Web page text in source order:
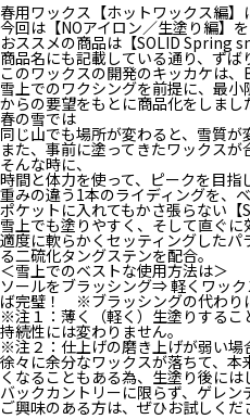
春用ワックス【ホットワックス編】
今回は【NOアイロン／生塗り編】を
おススメの商品は【SOLID Spring
商品名にも記載している通り、ずば
このワックスの開発のキッカケは
雪上でのワクシングを前提に、最
からの要望をもとに商品化をしまし
春の雪では
同じ山でも場所が変わると、雪質
また、事前に塗ってきたワックス
そんな時に、
時間と体力を使って、ピークを目指
重みの違う1本のライディングを、
ポケットに入れてもかさ張らない
雪上でも塗りやすく、そして直ぐ
適度に軟らかくセッティングした
る二硫化タングステンを配合。
＜雪上でのベストな使用方法は＞
ソールをブラッシング⇒ 軽くワッ
ば完璧！ ※ブラッシングの代わり
※注１：薄く（軽く）生塗りする
持続性には変わりません。
※注２：仕上げの磨き上げが弱い場
徐々に余分なワックスが落ちて、
くなることもある為、生塗り後に
バックカントリーに限らず、ゲレ
ご興味のある方は、ぜひお試しくだ